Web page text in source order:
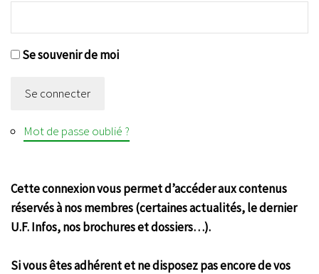
Se souvenir de moi
Se connecter
Mot de passe oublié ?
Cette connexion vous permet d’accéder aux contenus
réservés à nos membres (certaines actualités, le dernier
U.F. Infos, nos brochures et dossiers…).
Si vous êtes adhérent et ne disposez pas encore de vos